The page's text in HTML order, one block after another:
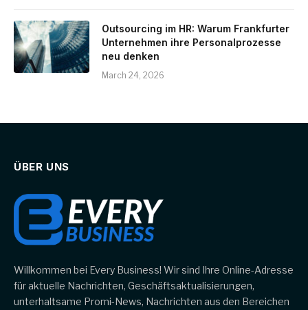
Outsourcing im HR: Warum Frankfurter
Unternehmen ihre Personalprozesse
neu denken
March 24, 2026
ÜBER UNS
Willkommen bei Every Business! Wir sind Ihre Online-Adresse
für aktuelle Nachrichten, Geschäftsaktualisierungen,
unterhaltsame Promi-News, Nachrichten aus den Bereichen